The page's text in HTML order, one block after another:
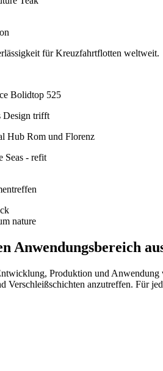
für Kreuzfahrtflotten weltweit.
Design trifft
Hub Rom und Florenz
Anwendungsbereich
Produktion und
Verschleißschichten anzutreffen. Für